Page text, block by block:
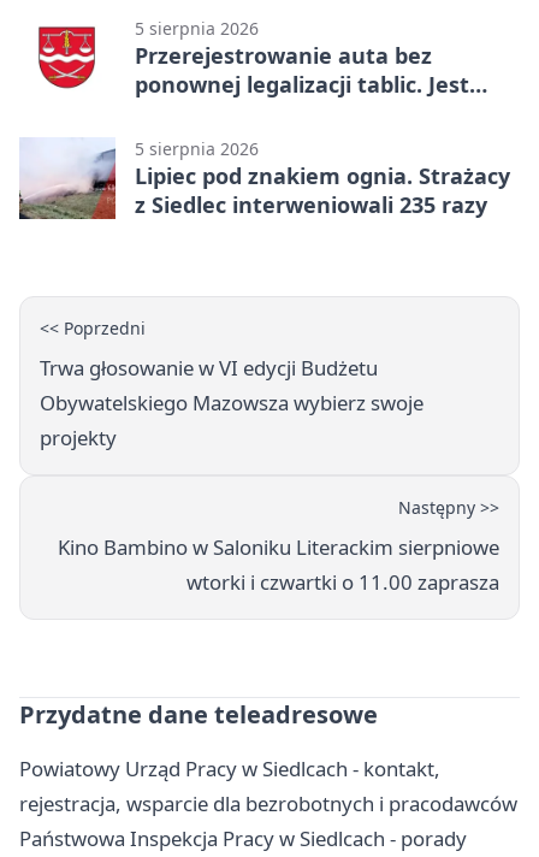
5 sierpnia 2026
Przerejestrowanie auta bez
ponownej legalizacji tablic. Jest
5 sierpnia 2026
Lipiec pod znakiem ognia. Strażacy
z Siedlec interweniowali 235 razy
<< Poprzedni
Trwa głosowanie w VI edycji Budżetu
Obywatelskiego Mazowsza wybierz swoje
projekty
Następny >>
Kino Bambino w Saloniku Literackim sierpniowe
wtorki i czwartki o 11.00 zaprasza
Przydatne dane teleadresowe
Powiatowy Urząd Pracy w Siedlcach - kontakt,
rejestracja, wsparcie dla bezrobotnych i pracodawców
Państwowa Inspekcja Pracy w Siedlcach - porady